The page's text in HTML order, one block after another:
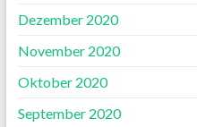
Dezember 2020
November 2020
Oktober 2020
September 2020